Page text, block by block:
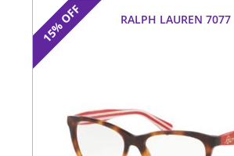
15%
OFF RALPH LAUREN 7077